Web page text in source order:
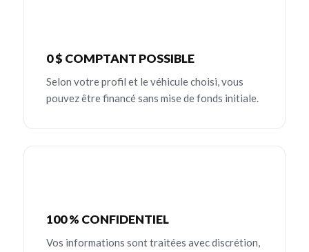
0 $ COMPTANT POSSIBLE
Selon votre profil et le véhicule choisi, vous
pouvez être financé sans mise de fonds initiale.
100 % CONFIDENTIEL
Vos informations sont traitées avec discrétion,